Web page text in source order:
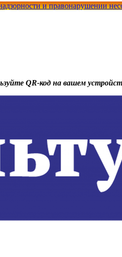
и правонарушении
QR-код на вашем